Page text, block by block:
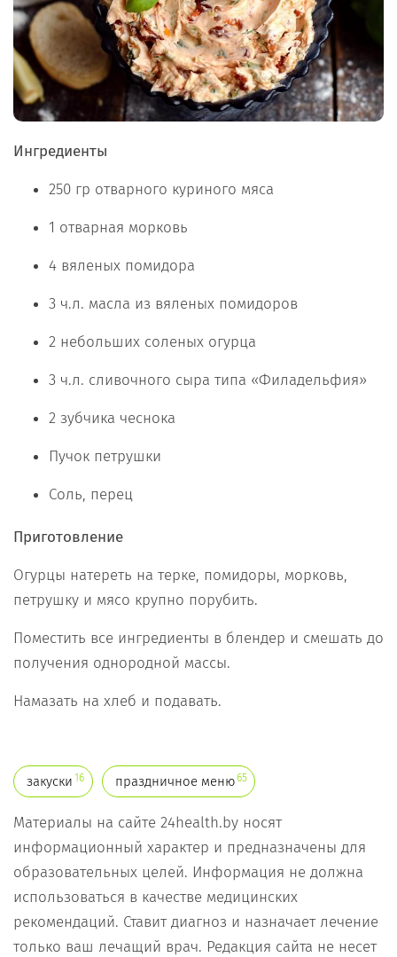
Ингредиенты
250 гр отварного куриного мяса
1 отварная морковь
4 вяленых помидора
3 ч.л. масла из вяленых помидоров
2 небольших соленых огурца
3 ч.л. сливочного сыра типа «Филадельфия»
2 зубчика чеснока
Пучок петрушки
Соль, перец
Приготовление
Огурцы натереть на терке, помидоры, морковь,
петрушку и мясо крупно порубить.
Поместить все ингредиенты в блендер и смешать до
получения однородной массы.
Намазать на хлеб и подавать.
закуски 16 праздничное меню65
Материалы на сайте 24health.by носят
информационный характер и предназначены для
образовательных целей. Информация не должна
использоваться в качестве медицинских
рекомендаций. Ставит диагноз и назначает лечение
только ваш лечащий врач. Редакция сайта не несет